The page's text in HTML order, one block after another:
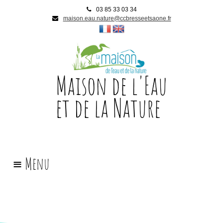
03 85 33 03 34
maison.eau.nature@ccbresseetsaone.fr
Maison de l'Eau
et de la Nature